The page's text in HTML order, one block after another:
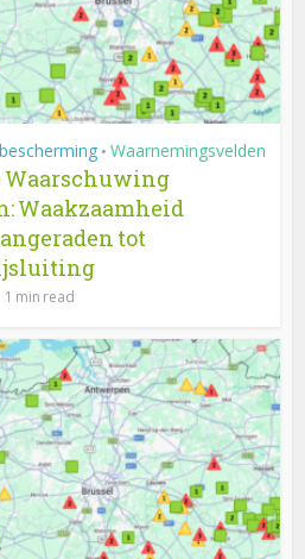
• Waarnemingsvelden
Waarschuwing
Waakzaamheid
tot
1 min read